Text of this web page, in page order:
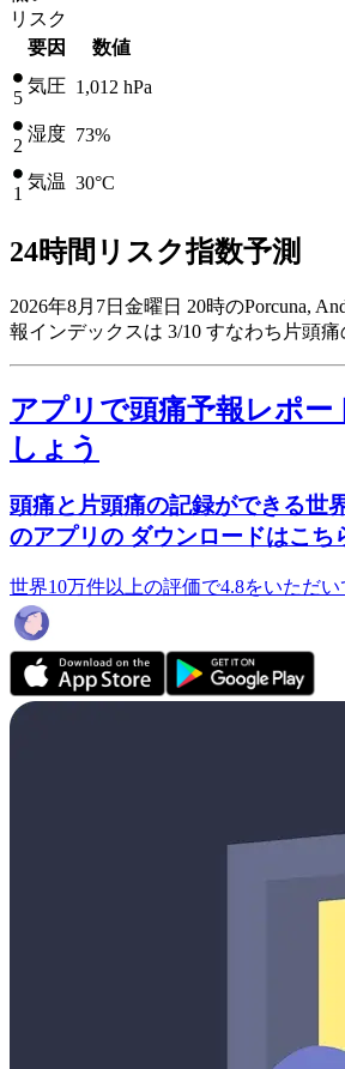
リスク
要因
数値
5
気圧 1,012 hPa
2
湿度 73%
1
気温 30°C
24時間リスク指数予測
2026年8月7日金曜日 20時のPorcuna,
報インデックスは 3/10 すなわち片頭
アプリで頭痛予報レポー
しょう
頭痛と片頭痛の記録ができる世
のアプリの ダウンロードはこち
世界10万件以上の評価で4.8をいただい